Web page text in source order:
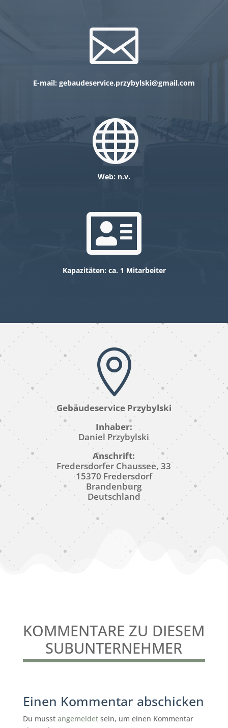

E-mail: gebaudeservice.przybylski@gmail.com

Web: n.v.

Kapazitäten: ca. 1 Mitarbeiter

Gebäudeservice Przybylski
Inhaber:
Daniel Przybylski
Anschrift:
Fredersdorfer Chaussee, 33
15370 Fredersdorf
Brandenburg
Deutschland
KOMMENTARE ZU DIESEM
SUBUNTERNEHMER
Einen Kommentar abschicken
Du musst angemeldetsein, um einen Kommentar